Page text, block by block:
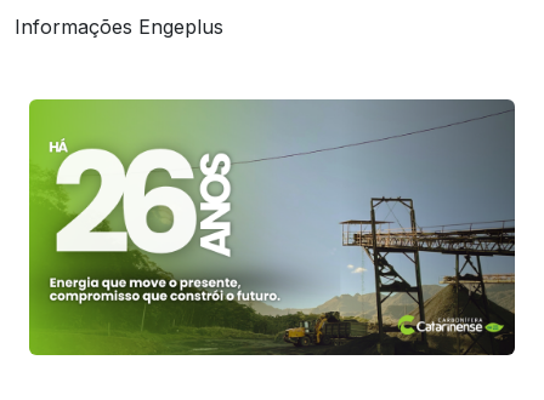
Informações Engeplus